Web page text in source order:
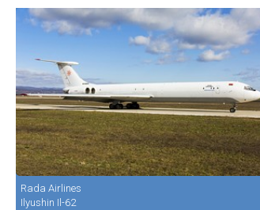
Rada Airlines
Ilyushin Il-62